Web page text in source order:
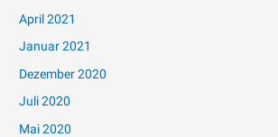
April 2021
Januar 2021
Dezember 2020
Juli 2020
Mai 2020